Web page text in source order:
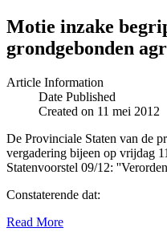
Motie inzake
grondgebonden
Article Information
Date Published
Created on 11 mei 2012
De Provinciale Staten van de
vergadering bijeen op vrijdag
Statenvoorstel 09/12:
Constaterende dat:
Read More